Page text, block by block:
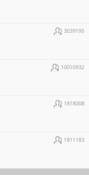
3039195
10010932
1818008
1811183